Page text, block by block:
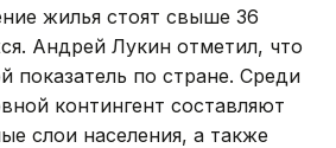
жилья стоят свыше 36
Андрей Лукин отметил, что
показатель по стране. Среди
контингент составляют
слои населения, а также